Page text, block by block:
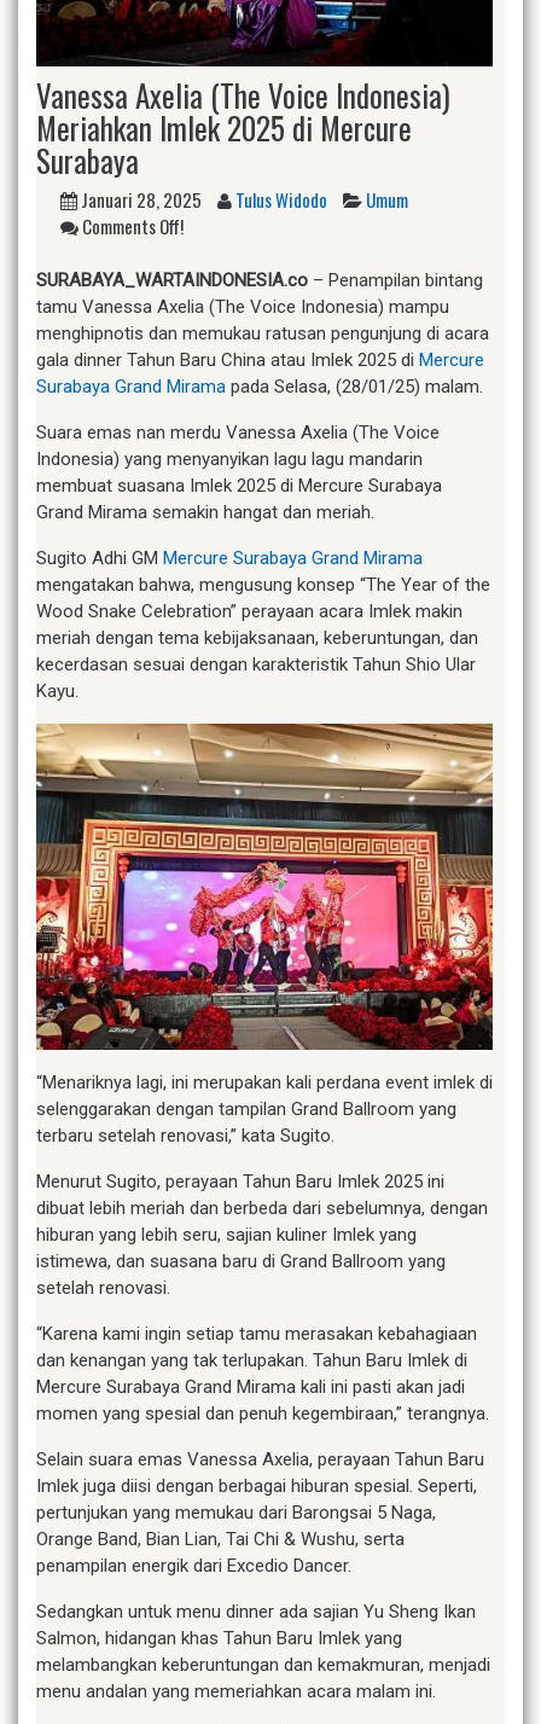
Vanessa Axelia (The Voice Indonesia)
Meriahkan Imlek 2025 di Mercure
Surabaya
Januari 28, 2025 Tulus Widodo
Umum
Comments Off!
SURABAYA_WARTAINDONESIA.co – Penampilan bintang
tamu Vanessa Axelia (The Voice Indonesia) mampu
menghipnotis dan memukau ratusan pengunjung di acara
gala dinner Tahun Baru China atau Imlek 2025 di Mercure
Surabaya Grand Mirama pada Selasa, (28/01/25) malam.
Suara emas nan merdu Vanessa Axelia (The Voice
Indonesia) yang menyanyikan lagu lagu mandarin
membuat suasana Imlek 2025 di Mercure Surabaya
Grand Mirama semakin hangat dan meriah.
Sugito Adhi GM Mercure Surabaya Grand Mirama
mengatakan bahwa, mengusung konsep “The Year of the
Wood Snake Celebration” perayaan acara Imlek makin
meriah dengan tema kebijaksanaan, keberuntungan, dan
kecerdasan sesuai dengan karakteristik Tahun Shio Ular
Kayu.
“Menariknya lagi, ini merupakan kali perdana event imlek di
selenggarakan dengan tampilan Grand Ballroom yang
terbaru setelah renovasi,” kata Sugito.
Menurut Sugito, perayaan Tahun Baru Imlek 2025 ini
dibuat lebih meriah dan berbeda dari sebelumnya, dengan
hiburan yang lebih seru, sajian kuliner Imlek yang
istimewa, dan suasana baru di Grand Ballroom yang
setelah renovasi.
“Karena kami ingin setiap tamu merasakan kebahagiaan
dan kenangan yang tak terlupakan. Tahun Baru Imlek di
Mercure Surabaya Grand Mirama kali ini pasti akan jadi
momen yang spesial dan penuh kegembiraan,” terangnya.
Selain suara emas Vanessa Axelia, perayaan Tahun Baru
Imlek juga diisi dengan berbagai hiburan spesial. Seperti,
pertunjukan yang memukau dari Barongsai 5 Naga,
Orange Band, Bian Lian, Tai Chi & Wushu, serta
penampilan energik dari Excedio Dancer.
Sedangkan untuk menu dinner ada sajian Yu Sheng Ikan
Salmon, hidangan khas Tahun Baru Imlek yang
melambangkan keberuntungan dan kemakmuran, menjadi
menu andalan yang memeriahkan acara malam ini.